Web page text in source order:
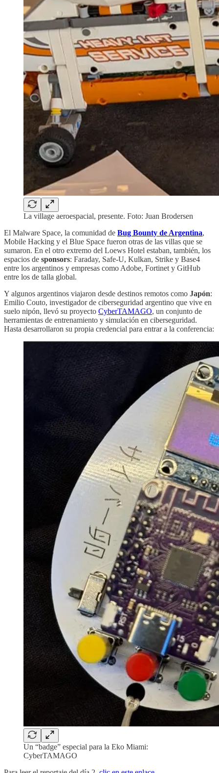
La village aeroespacial, presente. Foto: Juan Brodersen
El Malware Space, la comunidad de Bug Bounty de Argentina,
Mobile Hacking y el Blue Space fueron otras de las villas que se
sumaron. En el otro extremo del Loews Hotel estaban, también, los
espacios de sponsors: Faraday, Safe-U, Kulkan, Strike y Base4
entre los argentinos y empresas como Adobe, Fortinet y GitHub
entre los de talla global.
Y algunos argentinos viajaron desde destinos remotos como Japón:
Emilio Couto, investigador de ciberseguridad argentino que vive en
suelo nipón, llevó su proyecto CyberTAMAGO, un conjunto de
herramientas de entrenamiento y simulación en ciberseguridad.
Hasta desarrollaron su propia credencial para entrar a la conferencia:
Un “badge” especial para la Eko Miami:
CyberTAMAGO